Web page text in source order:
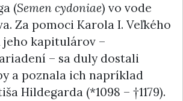
(Semen cydoniae) vo vode
Za pomoci Karola I. Veľkého
jeho kapitulárov –
– sa duly dostali
a poznala ich napríklad
Hildegarda (*1098 – †1179).